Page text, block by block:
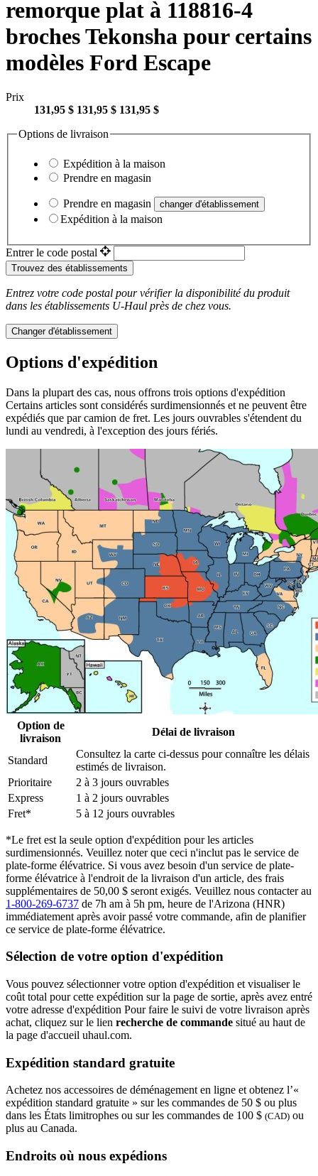
remorque plat à 118816-4
broches Tekonsha pour certains
modèles Ford Escape
Prix
131,95 $ 131,95 $ 131,95 $
Options de livraison
Expédition à la maison
Prendre en magasin
Prendre en magasin changer d'établissement
Expédition à la maison
Entrer le code postal
Trouvez des établissements
Entrez votre code postal pour vérifier la disponibilité du produit
dans les établissements U-Haul près de chez vous.
Changer d'établissement
Options d'expédition
Dans la plupart des cas, nous offrons trois options d'expédition
Certains articles sont considérés surdimensionnés et ne peuvent être
expédiés que par camion de fret. Les jours ouvrables s'étendent du
lundi au vendredi, à l'exception des jours fériés.
Option de
livraison
Délai de livraison
Standard
Consultez la carte ci-dessus pour connaître les délais
estimés de livraison.
Prioritaire
2 à 3 jours ouvrables
Express
1 à 2 jours ouvrables
Fret*
5 à 12 jours ouvrables
*Le fret est la seule option d'expédition pour les articles
surdimensionnés. Veuillez noter que ceci n'inclut pas le service de
plate-forme élévatrice. Si vous avez besoin d'un service de plate-
forme élévatrice à l'endroit de la livraison d'un article, des frais
supplémentaires de 50,00 $ seront exigés. Veuillez nous contacter au
1-800-269-6737 de 7h am à 5h pm, heure de l'Arizona (HNR)
immédiatement après avoir passé votre commande, afin de planifier
ce service de plate-forme élévatrice.
Sélection de votre option d'expédition
Vous pouvez sélectionner votre option d'expédition et visualiser le
coût total pour cette expédition sur la page de sortie, après avez entré
votre adresse d'expédition Pour faire le suivi de votre livraison après
achat, cliquez sur le lien recherche de commande situé au haut de
la page d'accueil uhaul.com.
Expédition standard gratuite
Achetez nos accessoires de déménagement en ligne et obtenez l’«
expédition standard gratuite » sur les commandes de 50 $ ou plus
dans les États limitrophes ou sur les commandes de 100 $ (CAD) ou
plus au Canada.
Endroits où nous expédions